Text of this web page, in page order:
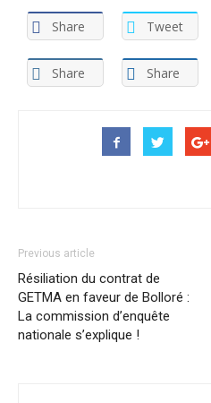
Share Tweet
Share Share
Previous article
Résiliation du contrat de
GETMA en faveur de Bolloré :
La commission d’enquête
nationale s’explique !